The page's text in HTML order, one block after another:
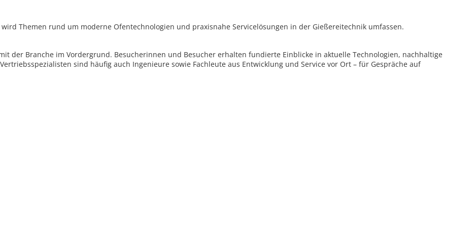
wird Themen rund um moderne Ofentechnologien und praxisnahe Servicelösungen in der Gießereitechnik umfassen.
der Branche im Vordergrund. Besucherinnen und Besucher erhalten fundierte Einblicke in aktuelle Technologien, nachhaltige
sind häufig auch Ingenieure sowie Fachleute aus Entwicklung und Service vor Ort – für Gespräche auf